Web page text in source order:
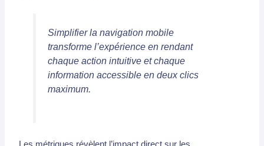
Simplifier la navigation mobile
transforme l’expérience en rendant
chaque action intuitive et chaque
information accessible en deux clics
maximum.